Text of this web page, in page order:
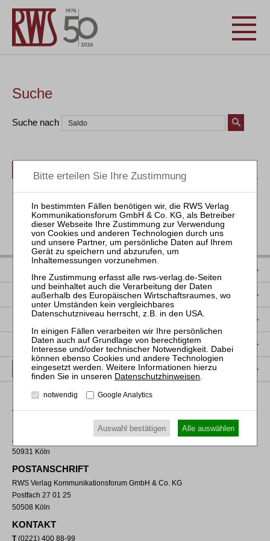
Suche
Suche nach
Bücher Seminare Zeitschriften
DATENSCHUTZ
NUTZUNGSBESTIMMUNGEN/AGB
PRODUKTSICHERHEIT (GPSR)
VERTRAG WIDERRUFEN
VERLAGSADRESSE
RWS Verlag Kommunikationsforum GmbH & Co. KG
Aachener Straße 222
50931 Köln
POSTANSCHRIFT
RWS Verlag Kommunikationsforum GmbH & Co. KG
Postfach 27 01 25
50508 Köln
KONTAKT
T(0221) 400 88-99
Datenschutzhinweisen
notwendig Google Analytics
Auswahl bestätigen Alle auswählen